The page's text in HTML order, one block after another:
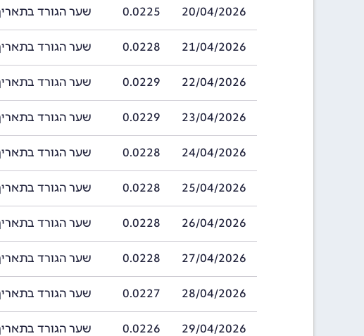
20/04/2026
0.0225 שער הגורד בתאריך 20/04/2026 הוא
21/04/2026
0.0228 שער הגורד בתאריך 21/04/2026 הוא
22/04/2026
0.0229 שער הגורד בתאריך 22/04/2026 הוא
23/04/2026
0.0229 שער הגורד בתאריך 23/04/2026 הוא
24/04/2026
0.0228 שער הגורד בתאריך 24/04/2026 הוא
25/04/2026
0.0228 שער הגורד בתאריך 25/04/2026 הוא
26/04/2026
0.0228 שער הגורד בתאריך 26/04/2026 הוא
27/04/2026
0.0228 שער הגורד בתאריך 27/04/2026 הוא
28/04/2026
0.0227 שער הגורד בתאריך 28/04/2026 הוא
29/04/2026
0.0226 שער הגורד בתאריך 29/04/2026 הוא